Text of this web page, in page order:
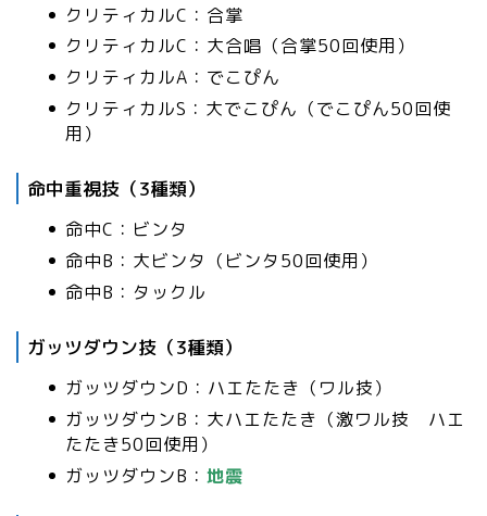
クリティカルC：合掌
クリティカルC：大合唱（合掌50回使用）
クリティカルA：でこぴん
クリティカルS：大でこぴん（でこぴん50回使
用）
命中重視技（3種類）
命中C：ビンタ
命中B：大ビンタ（ビンタ50回使用）
命中B：タックル
ガッツダウン技（3種類）
ガッツダウンD：ハエたたき（ワル技）
ガッツダウンB：大ハエたたき（激ワル技 ハエ
たたき50回使用）
ガッツダウンB： 地震